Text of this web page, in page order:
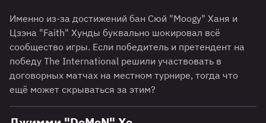
Именно из-за достижений бан Сюй "Moogy" Ханя и
Цзэна "Faith" Хунды буквально шокировал всё
сообщество игры. Если победитель и претендент на
победу The International решили участвовать в
договорных матчах на местном турнире, тогда что
ещё может скрываться за этим?